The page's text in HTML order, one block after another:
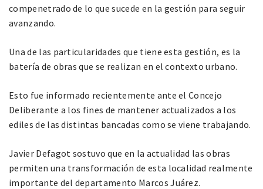
compenetrado de lo que sucede en la gestión para seguir
avanzando.
Una de las particularidades que tiene esta gestión, es la
batería de obras que se realizan en el contexto urbano.
Esto fue informado recientemente ante el Concejo
Deliberante a los fines de mantener actualizados a los
ediles de las distintas bancadas como se viene trabajando.
Javier Defagot sostuvo que en la actualidad las obras
permiten una transformación de esta localidad realmente
importante del departamento Marcos Juárez.